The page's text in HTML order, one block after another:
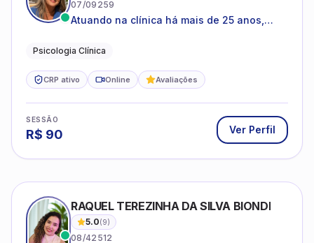
07/09259
Atuando na clínica há mais de 25 anos,
estruturas, com experiência em
Psicologia Clínica
CRP ativo Online Avaliações
SESSÃO
R$ 90 Ver Perfil
RAQUEL TEREZINHA DA SILVA BIONDI
5.0(9)
08/42512